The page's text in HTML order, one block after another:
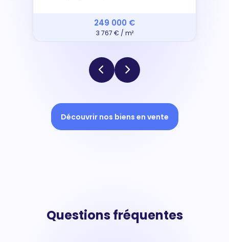
249 000 €
3 767 € / m²
Découvrir nos biens en vente
Questions fréquentes